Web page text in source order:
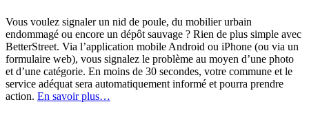
Vous voulez signaler un nid de poule, du mobilier urbain
endommagé ou encore un dépôt sauvage ? Rien de plus simple avec
BetterStreet. Via l’application mobile Android ou iPhone (ou via un
formulaire web), vous signalez le problème au moyen d’une photo
et d’une catégorie. En moins de 30 secondes, votre commune et le
service adéquat sera automatiquement informé et pourra prendre
action. En savoir plus…